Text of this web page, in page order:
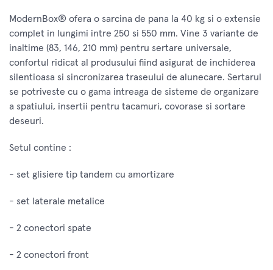
ModernBox® ofera o sarcina de pana la 40 kg si o extensie
complet in lungimi intre 250 si 550 mm. Vine 3 variante de
inaltime (83, 146, 210 mm) pentru sertare universale,
confortul ridicat al produsului fiind asigurat de inchiderea
silentioasa si sincronizarea traseului de alunecare. Sertarul
se potriveste cu o gama intreaga de sisteme de organizare
a spatiului, insertii pentru tacamuri, covorase si sortare
deseuri.
Setul contine :
- set glisiere tip tandem cu amortizare
- set laterale metalice
- 2 conectori spate
- 2 conectori front